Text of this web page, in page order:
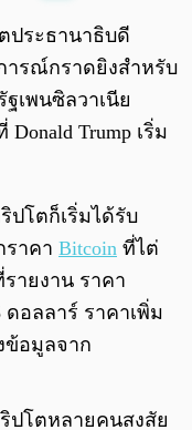
0:00/ 0:00
ประธานาธิบดี
การณ์กราดยิงสำหรับ
เพนซิลวาเนีย
Trump เริ่ม
ปโตก็เริ่มได้รับ
ราคา Bitcoin ที่ไต่
ายงาน ราคา
ดอลลาร์ ราคาเพิ่ม
ข้อมูลจาก
ปโตหลายคนสงสัย